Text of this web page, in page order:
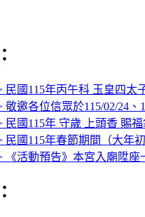
民國115年丙午科 玉皇四太
敬邀各位信眾於115/02/24
民國115年 守歲 上頭香 賜
民國115年春節期間（大年
《活動預告》本宮入廟陞座